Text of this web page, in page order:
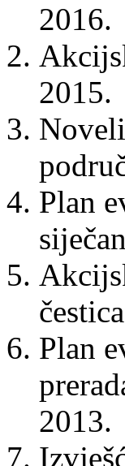
2016.
2015.
Plan
Plan
2013.